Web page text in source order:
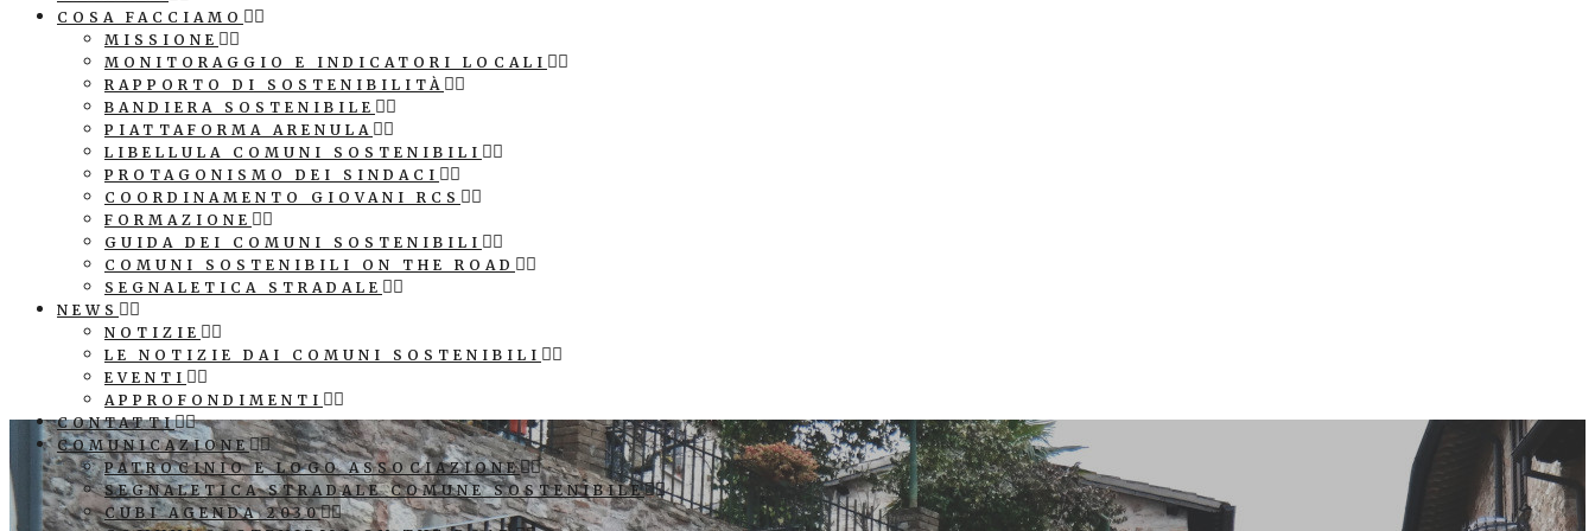
COSA FACCIAMO
MISSIONE
MONITORAGGIO E INDICATORI LOCALI
RAPPORTO DI SOSTENIBILITÀ
BANDIERA SOSTENIBILE
PIATTAFORMA ARENULA
LIBELLULA COMUNI SOSTENIBILI
PROTAGONISMO DEI SINDACI
COORDINAMENTO GIOVANI RCS
FORMAZIONE
GUIDA DEI COMUNI SOSTENIBILI
COMUNI SOSTENIBILI ON THE ROAD
SEGNALETICA STRADALE
NEWS
NOTIZIE
LE NOTIZIE DAI COMUNI SOSTENIBILI
EVENTI
APPROFONDIMENTI
CONTATTI
COMUNICAZIONE
PATROCINIO E LOGO ASSOCIAZIONE
SEGNALETICA STRADALE COMUNE SOSTENIBILE
CUBI AGENDA 2030